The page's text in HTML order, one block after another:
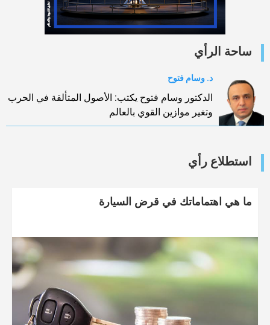
ساحة الرأي
د. وسام فتوح
الدكتور وسام فتوح يكتب: الأصول المتألقة في الحرب
وتغير موازين القوي بالعالم
استطلاع رأي
ما هي اهتماماتك في قرض السيارة